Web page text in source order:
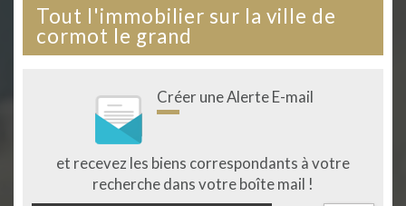
Tout l'immobilier sur la ville de
cormot le grand
Créer une Alerte E-mail
et recevez les biens correspondants à votre
recherche dans votre boîte mail !